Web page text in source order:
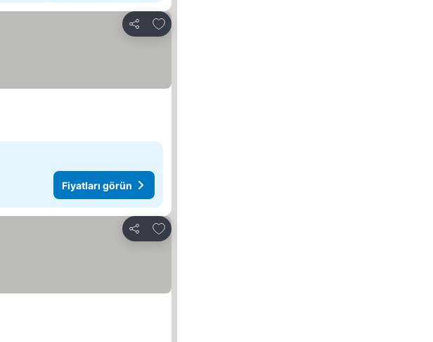
Paylaş
Favorilerime ekle
Fiyatları görün
Paylaş
Favorilerime ekle